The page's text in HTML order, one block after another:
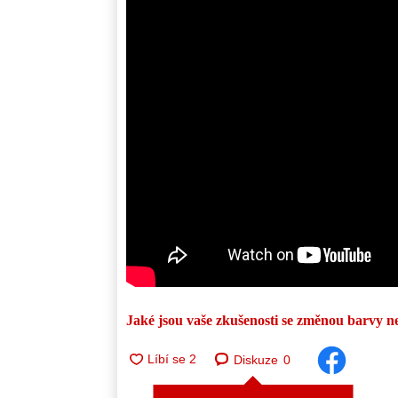
Jaké jsou vaše zkušenosti se změnou barvy
Diskuze 0